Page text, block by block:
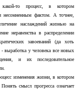
то процесс, в котором
несомненным фактом. А точнее,
наслаждений жизнью на
неравенства в распределении
завоеваний (да хоть
выработка у человека все новых
и их последовательное
изменения жизни, в котором
смысл прогресса означает